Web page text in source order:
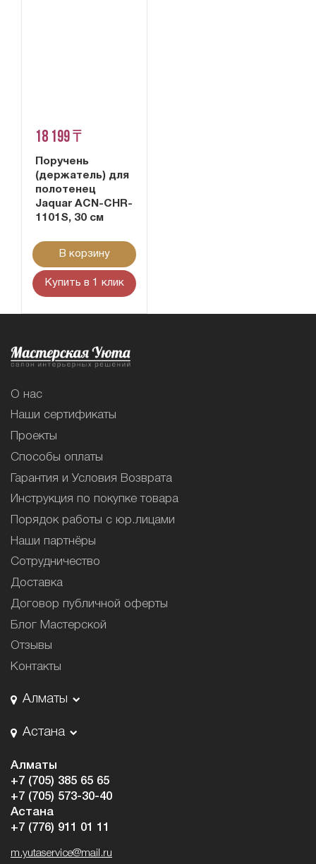
18 199 ₸
Поручень
(держатель) для
полотенец
Jaquar ACN-CHR-
1101S, 30 см
В корзину
Купить в 1 клик
О нас
Наши сертификаты
Проекты
Способы оплаты
Гарантия и Условия Возврата
Инструкция по покупке товара
Порядок работы с юр.лицами
Наши партнёры
Сотрудничество
Доставка
Договор публичной оферты
Блог Мастерской
Отзывы
Контакты
Алматы
Астана
Алматы
+7 (705) 385 65 65
+7 (705) 573-30-40
Астана
+7 (776) 911 01 11
m.yutaservice@mail.ru